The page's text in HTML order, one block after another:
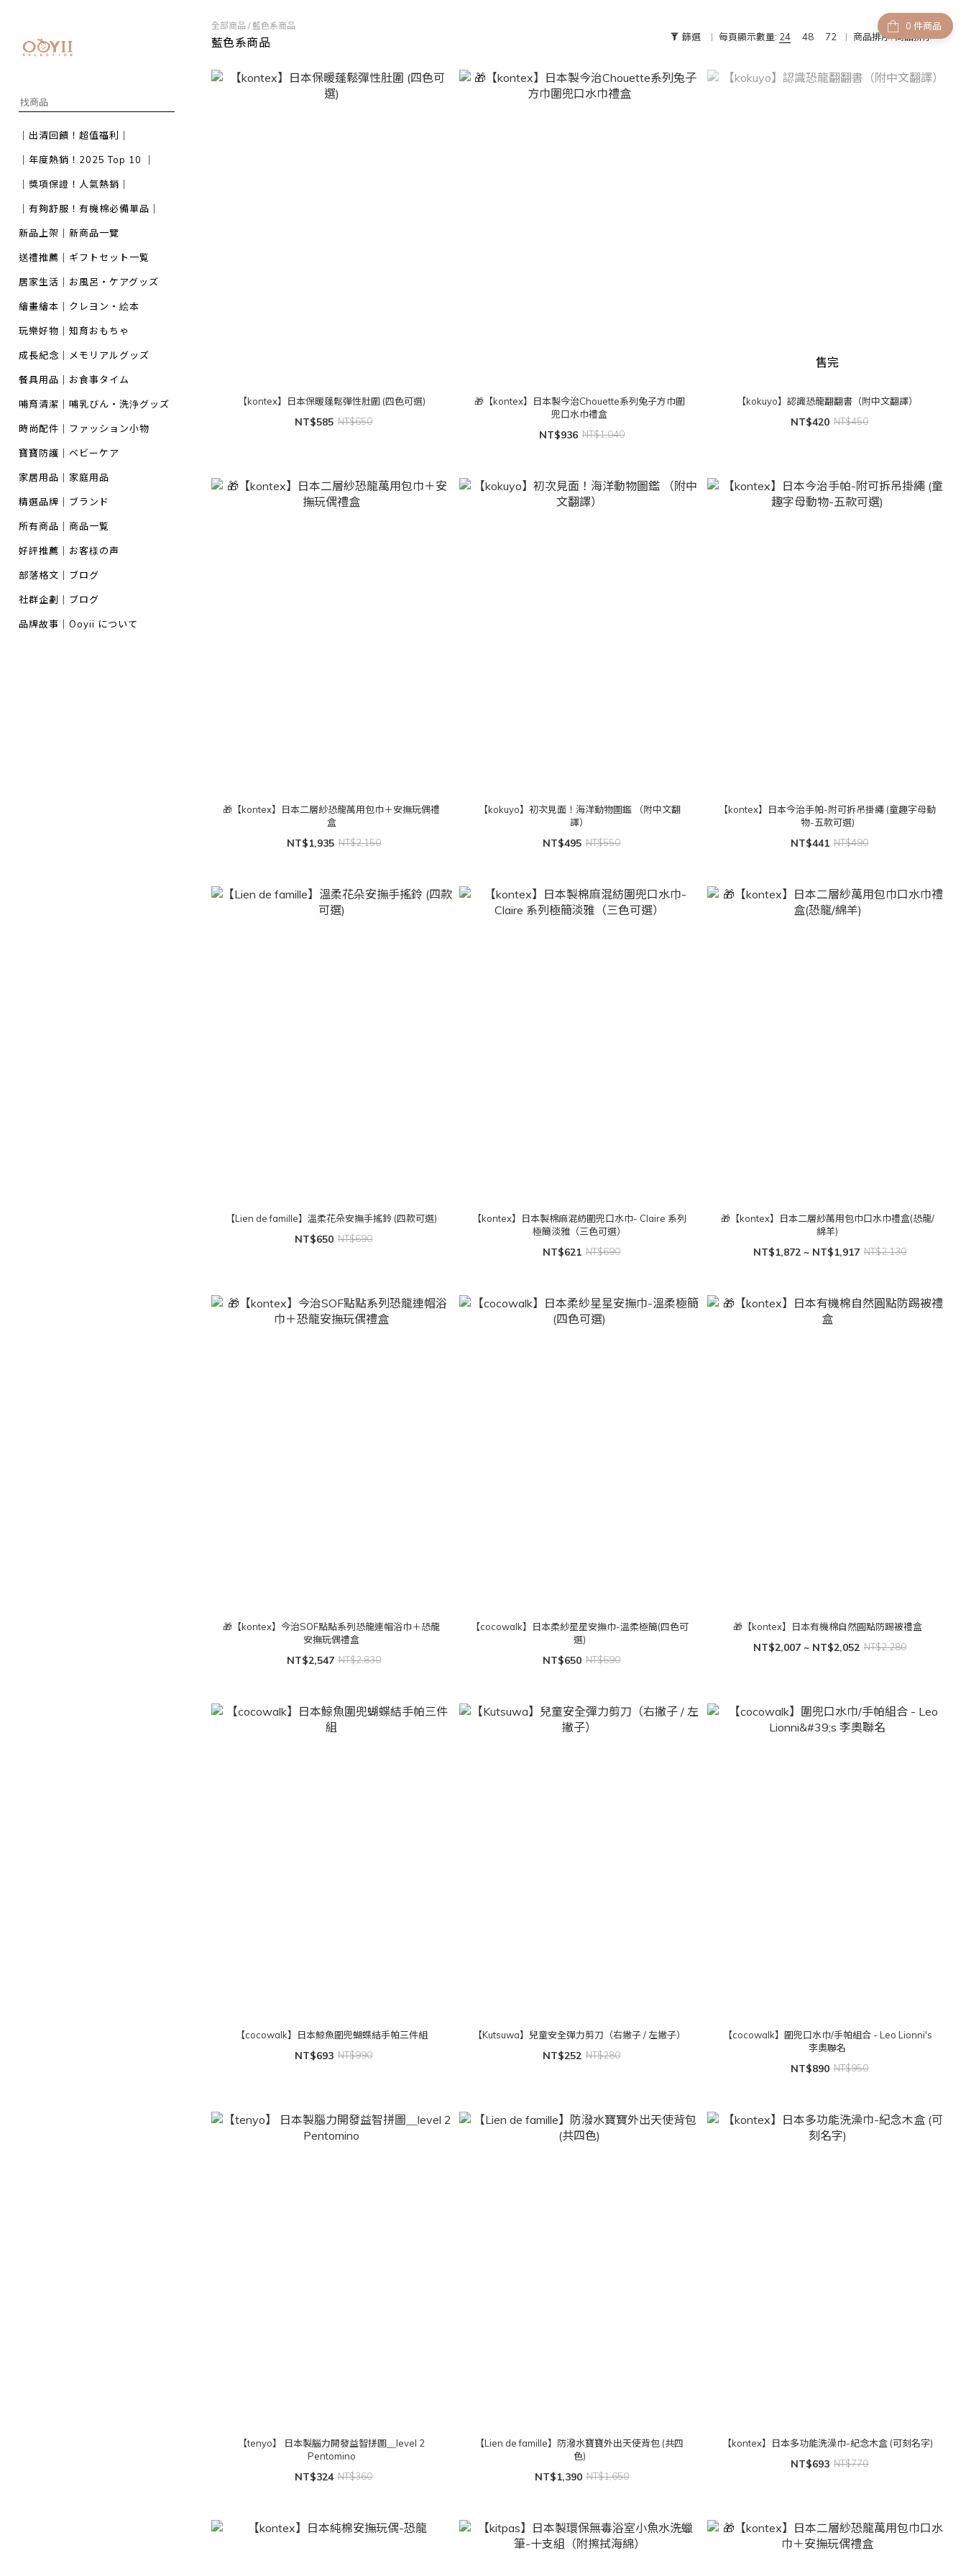
｜出清回饋！超值福利｜
｜年度熱銷！2025 Top 10 ｜
｜獎項保證！人氣熱銷｜
｜有夠舒服！有機棉必備單品｜
新品上架｜新商品一覽
送禮推薦｜ギフトセット一覧
居家生活｜お風呂・ケアグッズ
繪畫繪本｜クレヨン・絵本
玩樂好物｜知育おもちゃ
成長紀念｜メモリアルグッズ
餐具用品｜お食事タイム
哺育清潔｜哺乳びん・洗浄グッズ
時尚配件｜ファッション小物
寶寶防護｜ベビーケア
家居用品｜家庭用品
精選品牌｜ブランド
所有商品｜商品一覧
好評推薦｜お客様の声
部落格文｜ブログ
社群企劃｜ブログ
品牌故事｜Ooyii について
件商品
全部商品 / 藍色系商品
藍色系商品 篩選 每頁顯示數量: 24 48 72 商品排序:商品排序
【kontex】日本保暖蓬鬆彈性肚圍 (四色可選)
NT$585 NT$650
🎁【kontex】日本製今治Chouette系列兔子方巾圍
兜口水巾禮盒
NT$936 NT$1,040
售完
【kokuyo】認識恐龍翻翻書（附中文翻譯）
NT$420 NT$450
🎁【kontex】日本二層紗恐龍萬用包巾＋安撫玩偶禮
盒
NT$1,935 NT$2,150
【kokuyo】初次見面！海洋動物圖鑑 （附中文翻
譯）
NT$495 NT$550
【kontex】日本今治手帕-附可拆吊掛繩 (童趣字母動
物-五款可選)
NT$441 NT$490
【Lien de famille】溫柔花朵安撫手搖鈴 (四款可選)
NT$650 NT$690
【kontex】日本製棉麻混紡圍兜口水巾- Claire 系列
極簡淡雅（三色可選）
NT$621 NT$690
🎁【kontex】日本二層紗萬用包巾口水巾禮盒(恐龍/
綿羊)
NT$1,872 ~ NT$1,917 NT$2,130
🎁【kontex】今治SOF點點系列恐龍連帽浴巾＋恐龍
安撫玩偶禮盒
NT$2,547 NT$2,830
【cocowalk】日本柔紗星星安撫巾-溫柔極簡(四色可
選)
NT$650 NT$690
🎁【kontex】日本有機棉自然圓點防踢被禮盒
NT$2,007 ~ NT$2,052 NT$2,280
【cocowalk】日本鯨魚圍兜蝴蝶結手帕三件組
NT$693 NT$990
【Kutsuwa】兒童安全彈力剪刀（右撇子 / 左撇子）
NT$252 NT$280
【cocowalk】圍兜口水巾/手帕組合 - Leo Lionni's
李奧聯名
NT$890 NT$950
【tenyo】 日本製腦力開發益智拼圖＿level 2
Pentomino
NT$324 NT$360
【Lien de famille】防潑水寶寶外出天使背包 (共四
色)
NT$1,390 NT$1,650
【kontex】日本多功能洗澡巾-紀念木盒 (可刻名字)
NT$693 NT$770